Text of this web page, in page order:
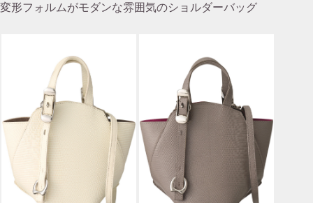
変形フォルムがモダンな雰囲気のショルダーバッグ